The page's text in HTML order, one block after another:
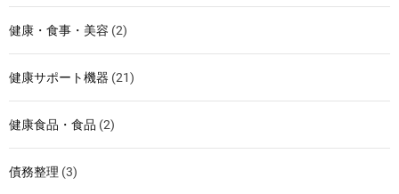
健康・食事・美容 (2)
健康サポート機器 (21)
健康食品・食品 (2)
債務整理 (3)